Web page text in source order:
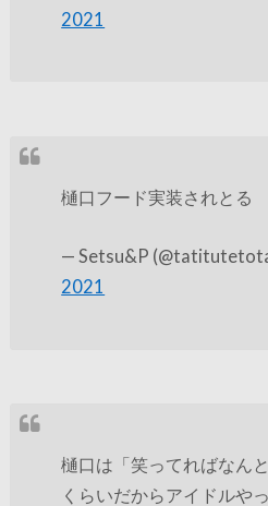
2021
樋口フード実装されとる
— Setsu&P
2021
樋口は「笑ってればなん
くらいだからアイドルや